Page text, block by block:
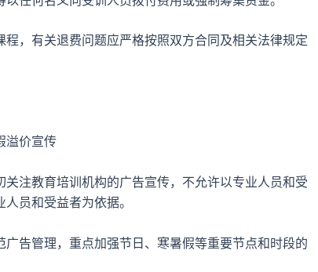
，有关退费问题应严格按照双方合同及相关法律规定
价宣传
注教育培训机构的广告宣传，不允许以专业人员和受
员和受益者为依据。
告管理，重点加强节日、寒暑假等重要节点和时段的